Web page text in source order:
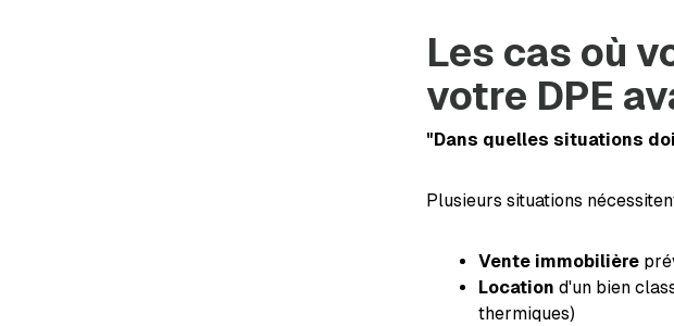
Les cas où
votre DPE
"Dans quelles situations
Plusieurs situations
Vente immobilière
Location d'un bien
thermiques)